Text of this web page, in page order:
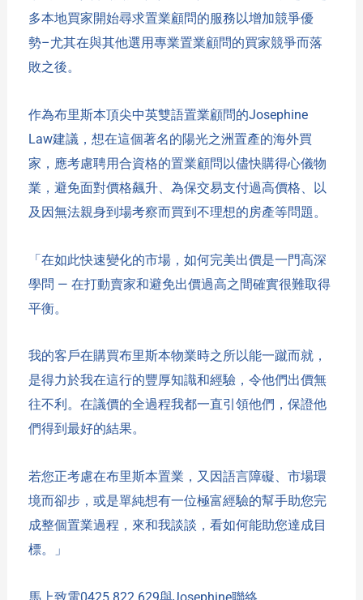
多本地買家開始尋求置業顧問的服務以增加競爭優
勢–尤其在與其他選用專業置業顧問的買家競爭而落
敗之後。
作為布里斯本頂尖中英雙語置業顧問的Josephine
Law建議，想在這個著名的陽光之洲置產的海外買
家，應考慮聘用合資格的置業顧問以儘快購得心儀物
業，避免面對價格飆升、為保交易支付過高價格、以
及因無法親身到場考察而買到不理想的房產等問題。
「在如此快速變化的市場，如何完美出價是一門高深
學問 — 在打動賣家和避免出價過高之間確實很難取得
平衡。
我的客戶在購買布里斯本物業時之所以能一蹴而就，
是得力於我在這行的豐厚知識和經驗，令他們出價無
往不利。在議價的全過程我都一直引領他們，保證他
們得到最好的結果。
若您正考慮在布里斯本置業，又因語言障礙、市場環
境而卻步，或是單純想有一位極富經驗的幫手助您完
成整個置業過程，來和我談談，看如何能助您達成目
標。」
馬上致電0425 822 629與Josephine聯絡